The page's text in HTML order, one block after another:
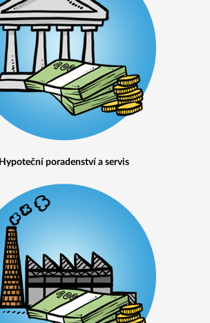
Hypoteční poradenství a servis